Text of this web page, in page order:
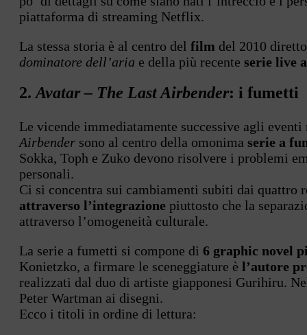
piattaforma di streaming Netflix.
La stessa storia è al centro del film del 2010
dominatore dell’aria e della più recente serie live
2. Avatar – The Last Airbender: i fumetti
Le vicende immediatamente successive agli
Airbender sono al centro della omonima serie a
Sokka, Toph e Zuko devono risolvere i problemi
personali.
Ci si concentra sui cambiamenti subiti dai
attraverso l’integrazione piuttosto che la
attraverso l’omogeneità culturale.
La serie a fumetti si compone di 6 graphic novel
Konietzko, a firmare le sceneggiature è l’autore
realizzati dal duo di artiste giapponesi Gurihiru.
Peter Wartman ai disegni.
Ecco i titoli in ordine di lettura: